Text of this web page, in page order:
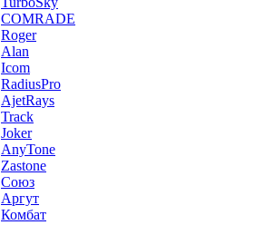
COMRADE
Roger
Alan
Icom
RadiusPro
AjetRays
Track
Joker
AnyTone
Zastone
Союз
Аргут
Комбат